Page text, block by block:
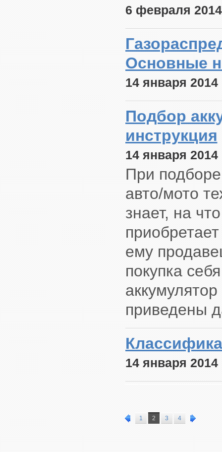
6 февраля 2014
Основные
14 января 2014
Подбор
инструкция
14 января 2014
При
авто/мото
знает, на
ему
покупка
приведены
14 января 2014
1 2 3 4